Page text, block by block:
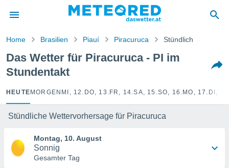
wurde
von
sind.
diese
Home Brasilien Piauí Piracuruca Stündlich
Das Wetter für Piracuruca - PI im
Stundentakt
HEUTE MORGEN MI, 12. DO, 13. FR, 14.SA, 15.SO, 16. MO, 17. DI,
Stündliche Wettervorhersage für Piracuruca
Montag, 10. August
Sonnig
Gesamter Tag